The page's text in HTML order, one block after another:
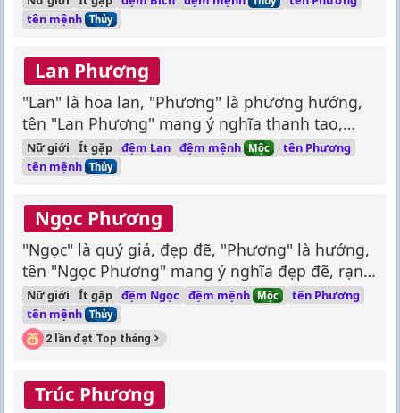
trước.
tên mệnh Thủy
Lan Phương
"Lan" là hoa lan, "Phương" là phương hướng,
tên "Lan Phương" mang ý nghĩa thanh tao,
xinh đẹp, hướng về tương lai.
Nữ giới Ít gặp đệm Lan đệm mệnh Mộc
tên Phương
tên mệnh Thủy
Ngọc Phương
"Ngọc" là quý giá, đẹp đẽ, "Phương" là hướng,
tên "Ngọc Phương" mang ý nghĩa đẹp đẽ, rạng
rỡ, tươi sáng.
Nữ giới Ít gặp đệm Ngọc đệm mệnh Mộc
tên Phương
tên mệnh Thủy
2 lần đạt Top tháng
Trúc Phương